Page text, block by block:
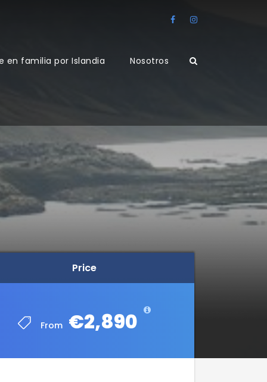
en familia por Islandia Nosotros
Price
From €2,890
Price
From €2,890